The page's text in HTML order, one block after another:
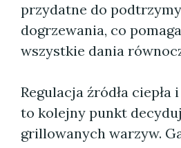
przydatne do
dogrzewania, co
wszystkie dania
Regulacja źródła ciepła
to kolejny punkt
grillowanych warzyw.